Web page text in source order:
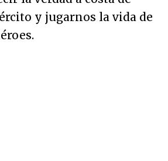
y jugarnos la vida de